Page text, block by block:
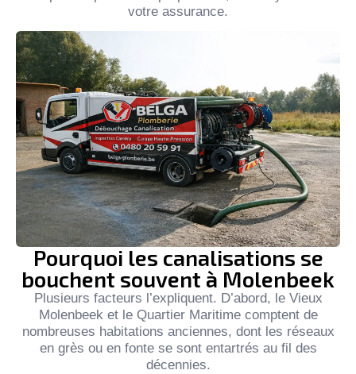
votre assurance.
Pourquoi les canalisations se
bouchent souvent à Molenbeek
Plusieurs facteurs l’expliquent. D’abord, le Vieux
Molenbeek et le Quartier Maritime comptent de
nombreuses habitations anciennes, dont les réseaux
en grès ou en fonte se sont entartrés au fil des
décennies.